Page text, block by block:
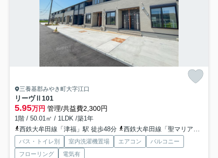
三養基郡みやき町大字江口
リーヴⅡ 101
5.95万円 管理/共益費2,300円
1階 / 50.01㎡ / 1LDK /築1年
西鉄大牟田線「津福」駅 徒歩48分
西鉄大牟田線「聖マリア病院前」駅 徒歩54分
バス・トイレ別 室内洗濯機置場 エアコン
バルコニー
フローリング
電気有